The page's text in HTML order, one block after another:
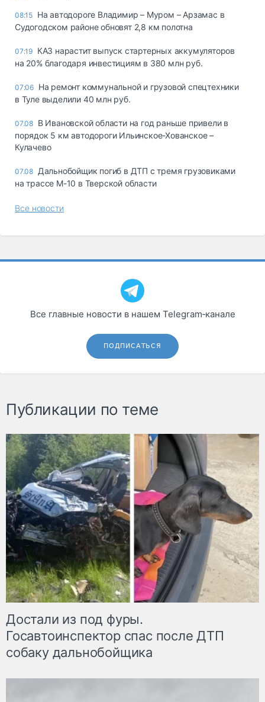
08:15 На автодороге Владимир – Муром – Арзамас в
Судогодском районе обновят 2,8 км полотна
07:19 КАЗ нарастит выпуск стартерных аккумуляторов
на 20% благодаря инвестициям в 380 млн руб.
07:06 На ремонт коммунальной и грузовой спецтехники
в Туле выделили 40 млн руб.
07.08 В Ивановской области на год раньше привели в
порядок 5 км автодороги Ильинское-Хованское –
Кулачево
07.08 Дальнобойщик погиб в ДТП с тремя грузовиками
на трассе М-10 в Тверской области
Все новости
Все главные новости в нашем Telegram‑канале
ПОДПИСАТЬСЯ
Публикации по теме
Достали из под фуры.
Госавтоинспектор спас после ДТП
собаку дальнобойщика